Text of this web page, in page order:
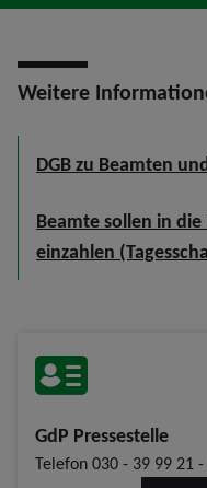
Weitere
DGB zu Beamten
Beamte sollen in
einzahlen
GdP Pressestelle
Telefon 030 - 39 99 21